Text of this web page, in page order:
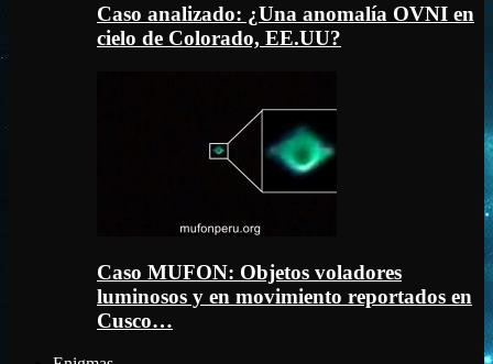
Caso analizado: ¿Una anomalía OVNI en
cielo de Colorado, EE.UU?
Caso MUFON: Objetos voladores
luminosos y en movimiento reportados en
Cusco…